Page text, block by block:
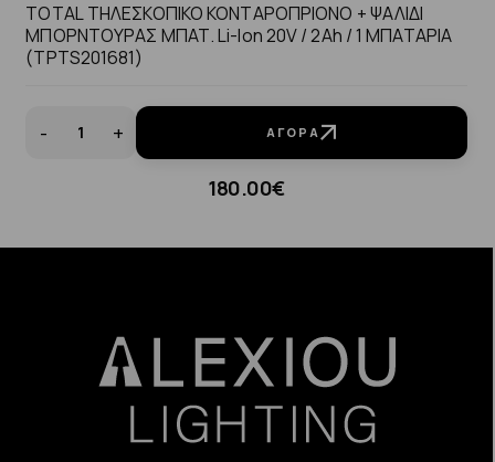
TOTAL ΤΗΛΕΣΚΟΠΙΚΟ ΚΟΝΤΑΡΟΠΡΙΟΝΟ + ΨΑΛΙΔΙ
ΜΠΟΡΝΤΟΥΡΑΣ ΜΠΑΤ. Li-Ion 20V / 2Ah / 1 ΜΠΑΤΑΡΙΑ
(TPTS201681)
- + ΑΓΟΡΆ
180.00€